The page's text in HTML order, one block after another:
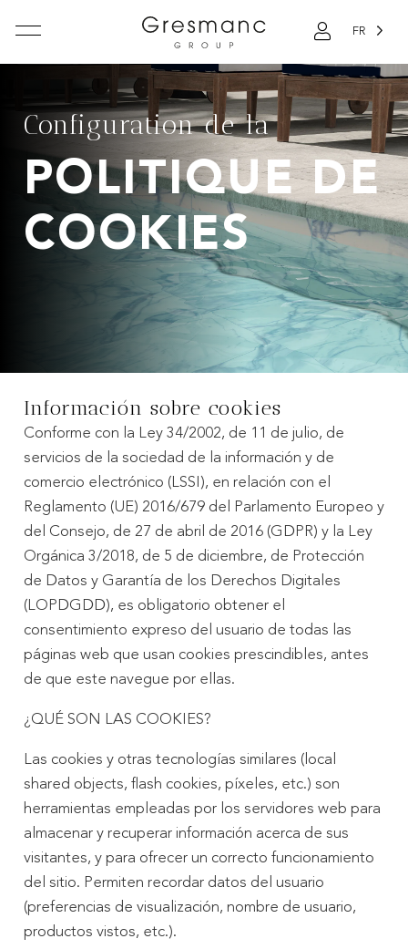
FR
Configuration de la
POLITIQUE DE
COOKIES
Información sobre cookies
Conforme con la Ley 34/2002, de 11 de julio, de
servicios de la sociedad de la información y de
comercio electrónico (LSSI), en relación con el
Reglamento (UE) 2016/679 del Parlamento Europeo y
del Consejo, de 27 de abril de 2016 (GDPR) y la Ley
Orgánica 3/2018, de 5 de diciembre, de Protección
de Datos y Garantía de los Derechos Digitales
(LOPDGDD), es obligatorio obtener el
consentimiento expreso del usuario de todas las
páginas web que usan cookies prescindibles, antes
de que este navegue por ellas.
¿QUÉ SON LAS COOKIES?
Las cookies y otras tecnologías similares (local
shared objects, flash cookies, píxeles, etc.) son
herramientas empleadas por los servidores web para
almacenar y recuperar información acerca de sus
visitantes, y para ofrecer un correcto funcionamiento
del sitio. Permiten recordar datos del usuario
(preferencias de visualización, nombre de usuario,
productos vistos, etc.).